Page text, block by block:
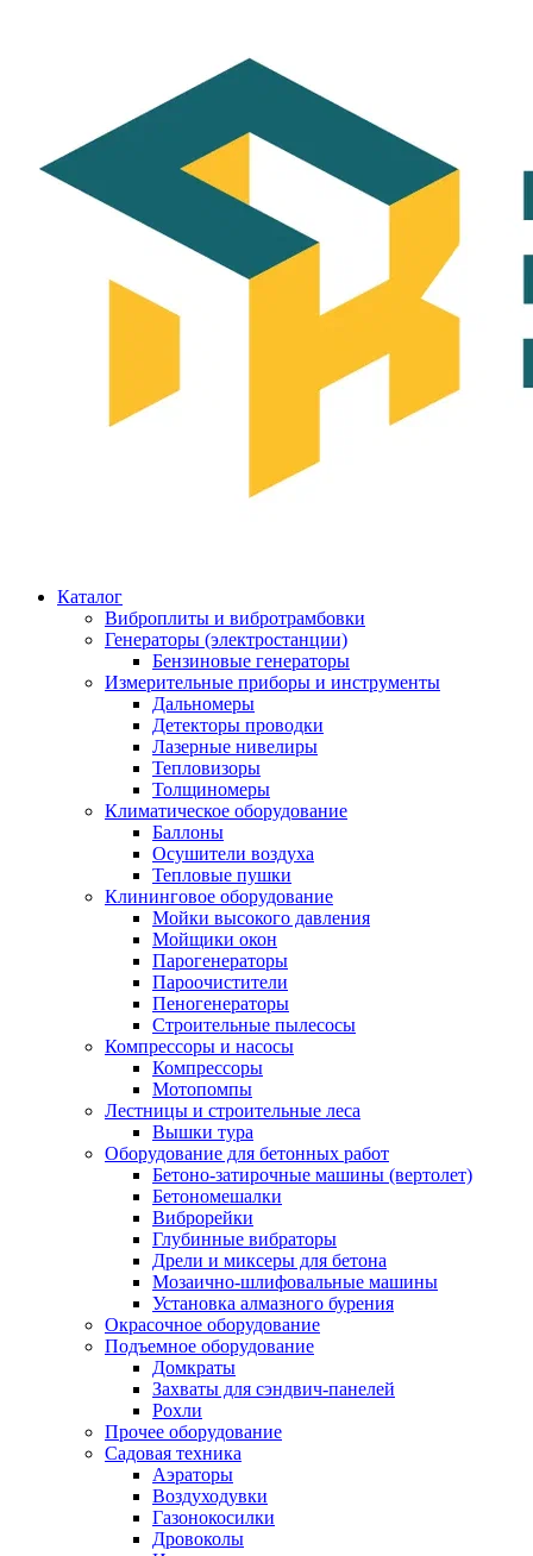
Каталог
Виброплиты и вибротрамбовки
Генераторы (электростанции)
Бензиновые генераторы
Измерительные приборы и инструменты
Дальномеры
Детекторы проводки
Лазерные нивелиры
Тепловизоры
Толщиномеры
Климатическое оборудование
Баллоны
Осушители воздуха
Тепловые пушки
Клининговое оборудование
Мойки высокого давления
Мойщики окон
Парогенераторы
Пароочистители
Пеногенераторы
Строительные пылесосы
Компрессоры и насосы
Компрессоры
Мотопомпы
Лестницы и строительные леса
Вышки тура
Оборудование для бетонных работ
Бетоно-затирочные машины (вертолет)
Бетономешалки
Виброрейки
Глубинные вибраторы
Дрели и миксеры для бетона
Мозаично-шлифовальные машины
Установка алмазного бурения
Окрасочное оборудование
Подъемное оборудование
Домкраты
Захваты для сэндвич-панелей
Рохли
Прочее оборудование
Садовая техника
Аэраторы
Воздуходувки
Газонокосилки
Дровоколы